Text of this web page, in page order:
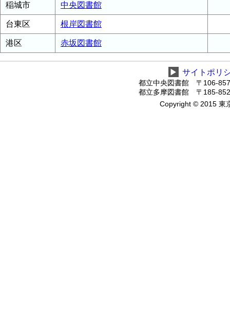
稲城市 中央図書館
台東区 根岸図書館
港区 赤坂図書館
▶ サイトポリ
都立中央図書館 〒106-
都立多摩図書館 〒185-
Copyright © 2015 東